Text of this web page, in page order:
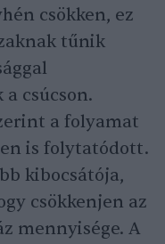
csökken, ez
tűnik
csúcson.
a folyamat
is folytatódott.
kibocsátója,
csökkenjen az
mennyisége. A